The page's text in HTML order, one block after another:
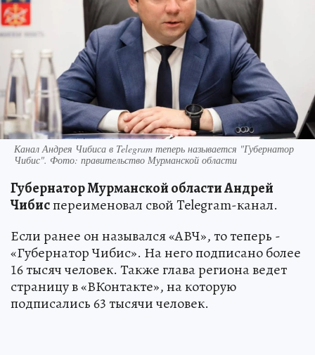
Канал Андрея Чибиса в Telegram теперь называется "Губернатор
Чибис". Фото: правительство Мурманской области
Губернатор Мурманской области Андрей
Чибиспереименовал свой Telegram-канал.
Если ранее он назывался «АВЧ», то теперь -
«Губернатор Чибис». На него подписано более
16 тысяч человек. Также глава региона ведет
страницу в «ВКонтакте», на которую
подписались 63 тысячи человек.